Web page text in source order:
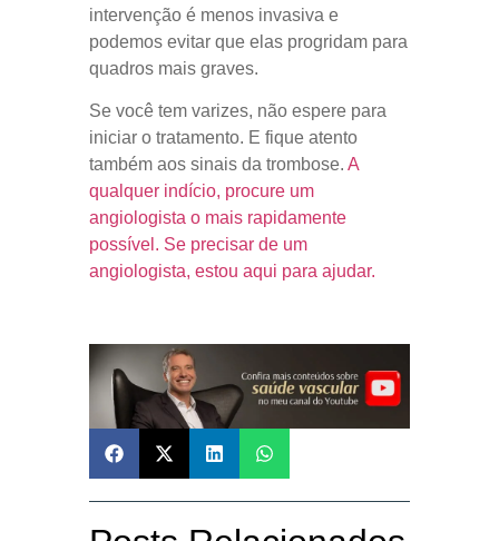
intervenção é menos invasiva e
podemos evitar que elas progridam para
quadros mais graves.
Se você tem varizes, não espere para
iniciar o tratamento. E fique atento
também aos sinais da trombose. A
qualquer indício, procure um
angiologista o mais rapidamente
possível. Se precisar de um
angiologista, estou aqui para ajudar.